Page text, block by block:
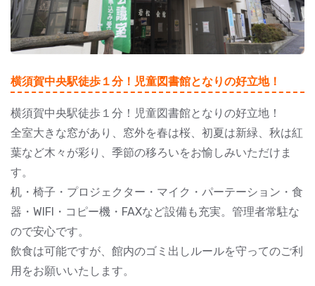
横須賀中央駅徒歩１分！児童図書館となりの好立地！
横須賀中央駅徒歩１分！児童図書館となりの好立地！
全室大きな窓があり、窓外を春は桜、初夏は新緑、秋は紅
葉など木々が彩り、季節の移ろいをお愉しみいただけま
す。
机・椅子・プロジェクター・マイク・パーテーション・食
器・WIFI・コピー機・FAXなど設備も充実。管理者常駐な
ので安心です。
飲食は可能ですが、館内のゴミ出しルールを守ってのご利
用をお願いいたします。